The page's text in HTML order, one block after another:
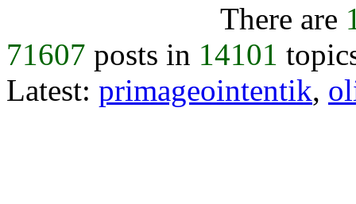
There are
71607 posts in 14101
Latest: primageointentik,